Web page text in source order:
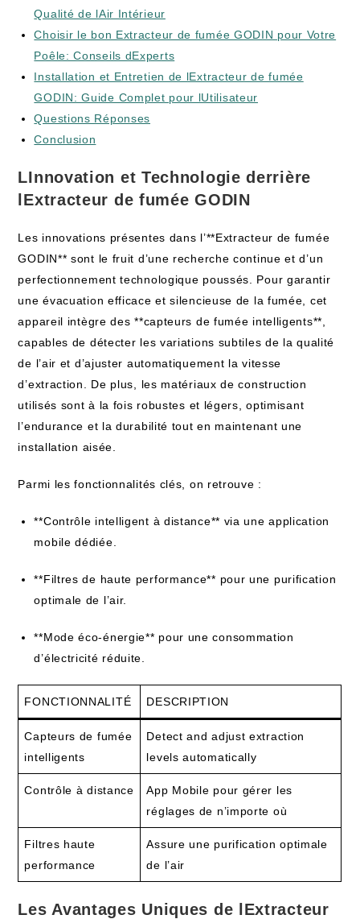
Qualité de lAir Intérieur
Choisir le bon Extracteur de fumée GODIN pour Votre
Poêle: Conseils dExperts
Installation et Entretien de lExtracteur de fumée
GODIN: Guide Complet pour lUtilisateur
Questions Réponses
Conclusion
LInnovation et Technologie derrière
lExtracteur de fumée GODIN
Les innovations présentes dans l’**Extracteur de fumée
GODIN** sont le fruit d’une recherche continue et d’un
perfectionnement technologique poussés. Pour garantir
une évacuation efficace et silencieuse de la fumée, cet
appareil intègre des **capteurs de fumée intelligents**,
capables de détecter les variations subtiles de la qualité
de l’air et d’ajuster automatiquement la vitesse
d’extraction. De plus, les matériaux de construction
utilisés sont à la fois robustes et légers, optimisant
l’endurance et la durabilité tout en maintenant une
installation aisée.
Parmi les fonctionnalités clés, on retrouve :
**Contrôle intelligent à distance** via une application
mobile dédiée.
**Filtres de haute performance** pour une purification
optimale de l’air.
**Mode éco-énergie** pour une consommation
d’électricité réduite.
FONCTIONNALITÉ DESCRIPTION
Capteurs de fumée
intelligents
Detect and adjust extraction
levels automatically
Contrôle à distance
App Mobile pour gérer les
réglages de n’importe où
Filtres haute
performance
Assure une purification optimale
de l’air
Les Avantages Uniques de lExtracteur